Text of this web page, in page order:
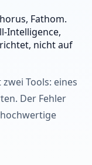
Fathom.
Intelligence,
nicht auf
Tools: eines
Der Fehler